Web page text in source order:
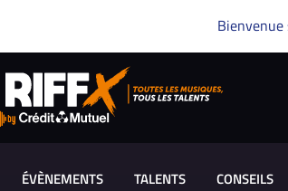
Bienvenue
ÉVÈNEMENTS TALENTS CONSEILS